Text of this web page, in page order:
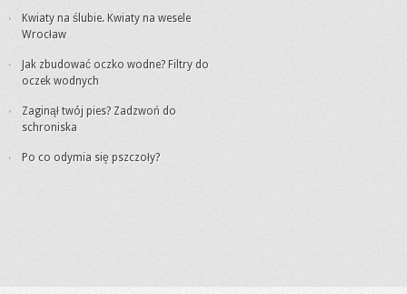
Kwiaty na ślubie. Kwiaty na wesele
Wrocław
Jak zbudować oczko wodne? Filtry do
oczek wodnych
Zaginął twój pies? Zadzwoń do
schroniska
Po co odymia się pszczoły?